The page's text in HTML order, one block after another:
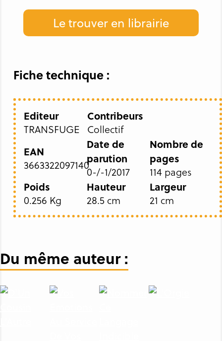
Le trouver en librairie
Fiche technique :
Editeur
TRANSFUGE
Contribeurs
Collectif
EAN
3663322097140
Date de
parution
0-/-1/2017
Nombre de
pages
114 pages
Poids
0.256 Kg
Hauteur
28.5 cm
Largeur
21 cm
Du même auteur :